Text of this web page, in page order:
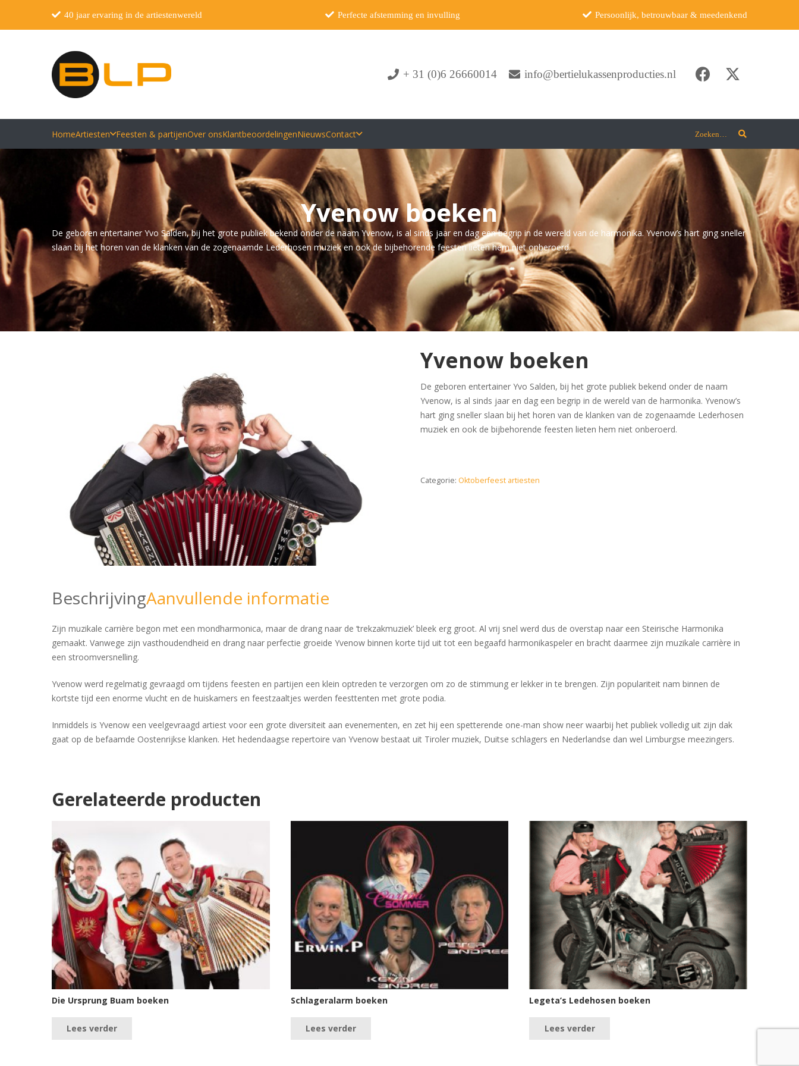
40 jaar ervaring in de artiestenwereld Perfecte afstemming en invulling Persoonlijk, betrouwbaar & meedenkend
+ 31 (0)6 26660014 info@bertielukassenproducties.nl
HomeArtiesten Feesten & partijenOver onsKlantbeoordelingenNieuwsContact Zoeken…
Yvenow boeken
De geboren entertainer Yvo Salden, bij het grote publiek bekend onder de naam Yvenow, is al sinds jaar en dag een begrip in de wereld van de harmonika. Yvenow’s hart ging sneller
slaan bij het horen van de klanken van de zogenaamde Lederhosen muziek en ook de bijbehorende feesten lieten hem niet onberoerd.
Yvenow boeken
De geboren entertainer Yvo Salden, bij het grote publiek bekend onder de naam
Yvenow, is al sinds jaar en dag een begrip in de wereld van de harmonika. Yvenow’s
hart ging sneller slaan bij het horen van de klanken van de zogenaamde Lederhosen
muziek en ook de bijbehorende feesten lieten hem niet onberoerd.
Categorie: Oktoberfeest artiesten
BeschrijvingAanvullende informatie
Zijn muzikale carrière begon met een mondharmonica, maar de drang naar de ‘trekzakmuziek’ bleek erg groot. Al vrij snel werd dus de overstap naar een Steirische Harmonika
gemaakt. Vanwege zijn vasthoudendheid en drang naar perfectie groeide Yvenow binnen korte tijd uit tot een begaafd harmonikaspeler en bracht daarmee zijn muzikale carrière in
een stroomversnelling.
Yvenow werd regelmatig gevraagd om tijdens feesten en partijen een klein optreden te verzorgen om zo de stimmung er lekker in te brengen. Zijn populariteit nam binnen de
kortste tijd een enorme vlucht en de huiskamers en feestzaaltjes werden feesttenten met grote podia.
Inmiddels is Yvenow een veelgevraagd artiest voor een grote diversiteit aan evenementen, en zet hij een spetterende one-man show neer waarbij het publiek volledig uit zijn dak
gaat op de befaamde Oostenrijkse klanken. Het hedendaagse repertoire van Yvenow bestaat uit Tiroler muziek, Duitse schlagers en Nederlandse dan wel Limburgse meezingers.
Gerelateerde producten
Die Ursprung Buam boeken
Lees verder
Schlageralarm boeken
Lees verder
Legeta’s Ledehosen boeken
Lees verder